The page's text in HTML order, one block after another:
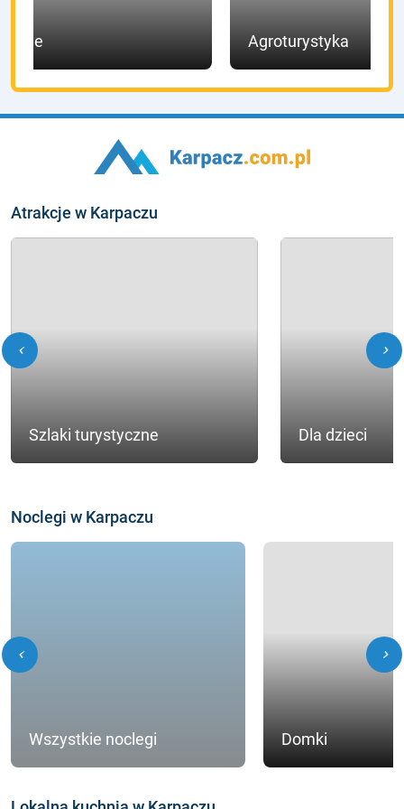
Agroturystyka
Atrakcje w Karpaczu
Szlaki turystyczne Dla dzieci
chevron_left chevron_right
Noclegi w Karpaczu
Wszystkie noclegi Domki
chevron_left chevron_right